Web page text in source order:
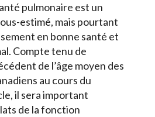
pulmonaire est un
estimé, mais pourtant
en bonne santé et
Compte tenu de
de l’âge moyen des
au cours du
il sera important
de la fonction